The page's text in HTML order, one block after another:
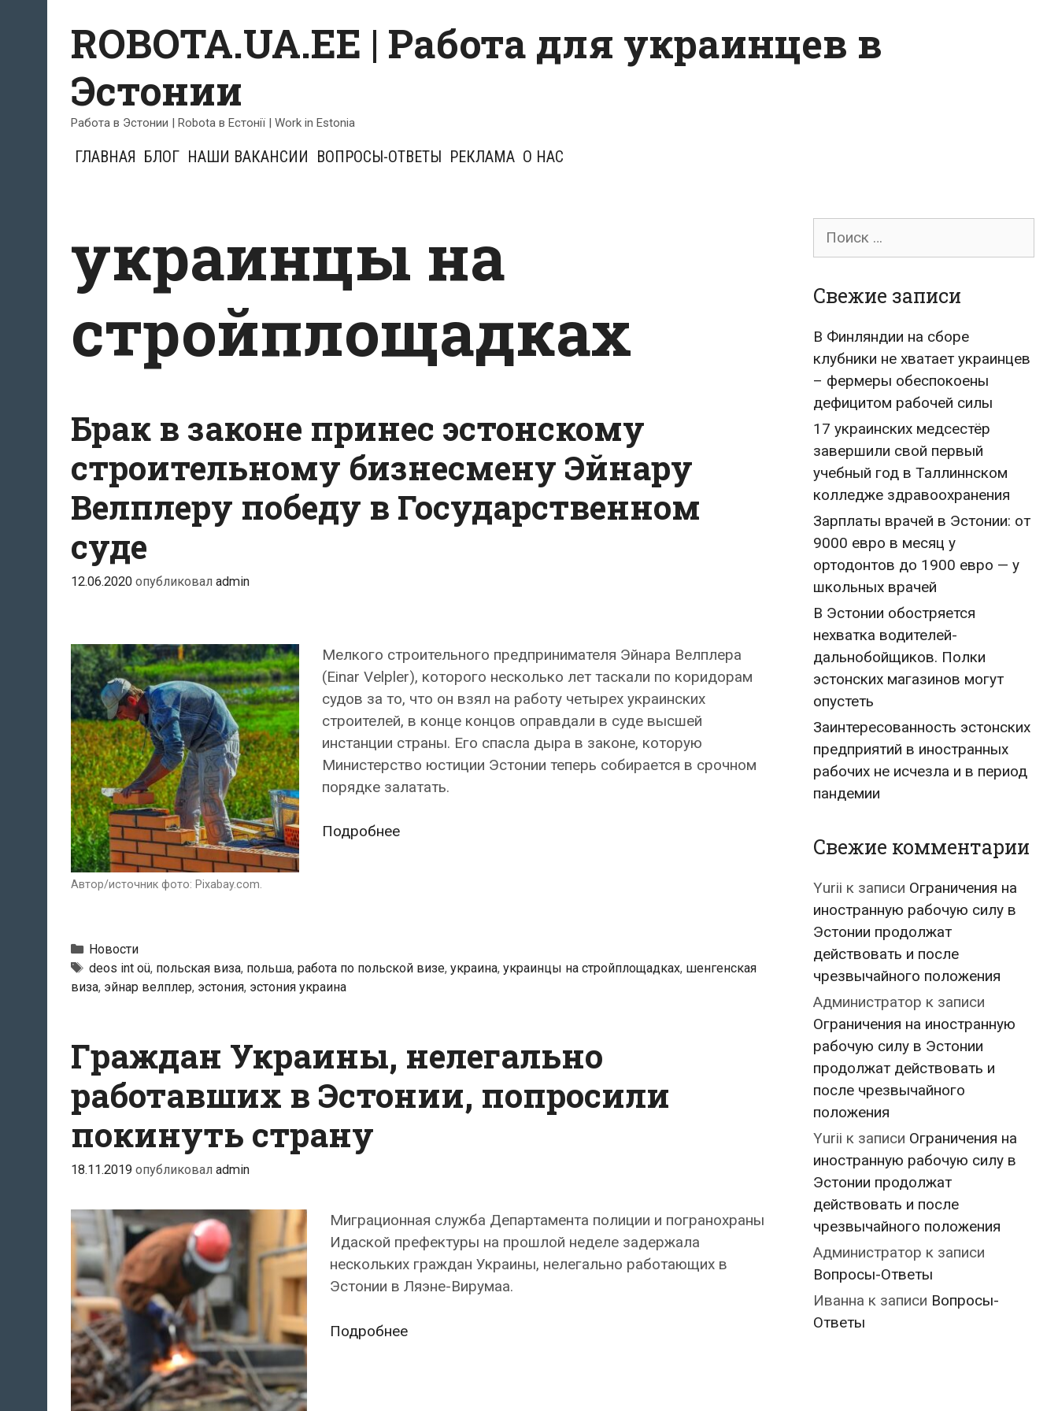
content
ROBOTA.UA.EE | Работа для украинцев в
Эстонии
Работа в Эстонии | Robota в Естонії | Work in Estonia
ГЛАВНАЯ БЛОГ НАШИ ВАКАНСИИ ВОПРОСЫ-ОТВЕТЫ РЕКЛАМА О НАС
украинцы на
стройплощадках
Брак в законе принес эстонскому
строительному бизнесмену Эйнару
Велплеру победу в Государственном
суде
12.06.2020 опубликовал admin
Автор/источник фото: Pixabay.com.
Мелкого строительного предпринимателя Эйнара Велплера
(Einar Velpler), которого несколько лет таскали по коридорам
судов за то, что он взял на работу четырех украинских
строителей, в конце концов оправдали в суде высшей
инстанции страны. Его спасла дыра в законе, которую
Министерство юстиции Эстонии теперь собирается в срочном
порядке залатать.
ПодробнееБрак
бизнесмену
в
Государственном
суде
Рубрики
Новости
Теги
deos int oü, польская виза, польша, работа по польской визе, украина, украинцы на стройплощадках, шенгенская
виза, эйнар велплер, эстония, эстония украина
Граждан Украины, нелегально
работавших в Эстонии, попросили
покинуть страну
18.11.2019 опубликовал admin
Миграционная служба Департамента полиции и погранохраны
Идаской префектуры на прошлой неделе задержала
нескольких граждан Украины, нелегально работающих в
Эстонии в Ляэне-Вирумаа.
ПодробнееГраждан
Поиск
Свежие записи
В Финляндии на сборе
клубники не хватает украинцев
– фермеры обеспокоены
дефицитом рабочей силы
17 украинских медсестёр
завершили свой первый
учебный год в Таллиннском
колледже здравоохранения
Зарплаты врачей в Эстонии: от
9000 евро в месяц у
ортодонтов до 1900 евро — у
школьных врачей
В Эстонии обостряется
нехватка водителей-
дальнобойщиков. Полки
эстонских магазинов могут
опустеть
Заинтересованность эстонских
предприятий в иностранных
рабочих не исчезла и в период
пандемии
Свежие комментарии
Yurii к записи Ограничения на
иностранную рабочую силу в
Эстонии продолжат
действовать и после
чрезвычайного положения
Администратор к записи
Ограничения на иностранную
рабочую силу в Эстонии
продолжат действовать и
после чрезвычайного
положения
Yurii к записи Ограничения на
иностранную рабочую силу в
Эстонии продолжат
действовать и после
чрезвычайного положения
Администратор к записи
Вопросы-Ответы
Иванна к записи Вопросы-
Ответы